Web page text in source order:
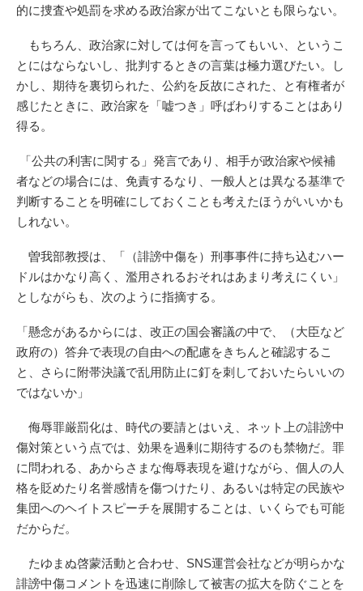
的に捜査や処罰を求める政治家が出てこないとも限らない。
もちろん、政治家に対しては何を言ってもいい、というこ
とにはならないし、批判するときの言葉は極力選びたい。し
かし、期待を裏切られた、公約を反故にされた、と有権者が
感じたときに、政治家を「嘘つき」呼ばわりすることはあり
得る。
「公共の利害に関する」発言であり、相手が政治家や候補
者などの場合には、免責するなり、一般人とは異なる基準で
判断することを明確にしておくことも考えたほうがいいかも
しれない。
曽我部教授は、「（誹謗中傷を）刑事事件に持ち込むハー
ドルはかなり高く、濫用されるおそれはあまり考えにくい」
としながらも、次のように指摘する。
「懸念があるからには、改正の国会審議の中で、（大臣など
政府の）答弁で表現の自由への配慮をきちんと確認するこ
と、さらに附帯決議で乱用防止に釘を刺しておいたらいいの
ではないか」
侮辱罪厳罰化は、時代の要請とはいえ、ネット上の誹謗中
傷対策という点では、効果を過剰に期待するのも禁物だ。罪
に問われる、あからさまな侮辱表現を避けながら、個人の人
格を貶めたり名誉感情を傷つけたり、あるいは特定の民族や
集団へのヘイトスピーチを展開することは、いくらでも可能
だからだ。
たゆまぬ啓蒙活動と合わせ、SNS運営会社などが明らかな
誹謗中傷コメントを迅速に削除して被害の拡大を防ぐことを